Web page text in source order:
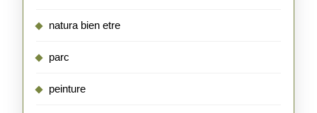
natura bien etre
parc
peinture